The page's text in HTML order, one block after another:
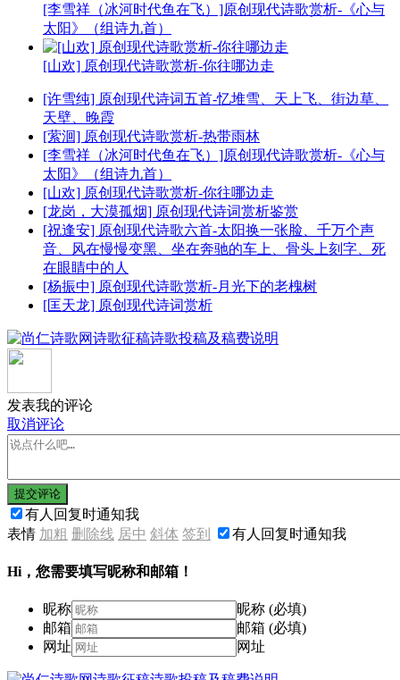
[李雪祥（冰河时代鱼在飞）]原创现代诗歌赏析-《心与
太阳》（组诗九首）
[山欢] 原创现代诗歌赏析-你往哪边走
[许雪纯] 原创现代诗词五首-忆堆雪、天上飞、街边草、
天壁、晚霞
[萦洄] 原创现代诗歌赏析-热带雨林
[李雪祥（冰河时代鱼在飞）]原创现代诗歌赏析-《心与
太阳》（组诗九首）
[山欢] 原创现代诗歌赏析-你往哪边走
[龙岗，大漠孤烟] 原创现代诗词赏析鉴赏
[祝逢安] 原创现代诗歌六首-太阳换一张脸、千万个声
音、风在慢慢变黑、坐在奔驰的车上、骨头上刻字、死
在眼睛中的人
[杨振中] 原创现代诗歌赏析-月光下的老槐树
[匡天龙] 原创现代诗词赏析
发表我的评论
取消评论
提交评论
有人回复时通知我
表情 加粗 删除线 居中 斜体 签到 有人回复时通知我
Hi，您需要填写昵称和邮箱！
昵称
昵称 (必填)
邮箱
邮箱 (必填)
网址
网址